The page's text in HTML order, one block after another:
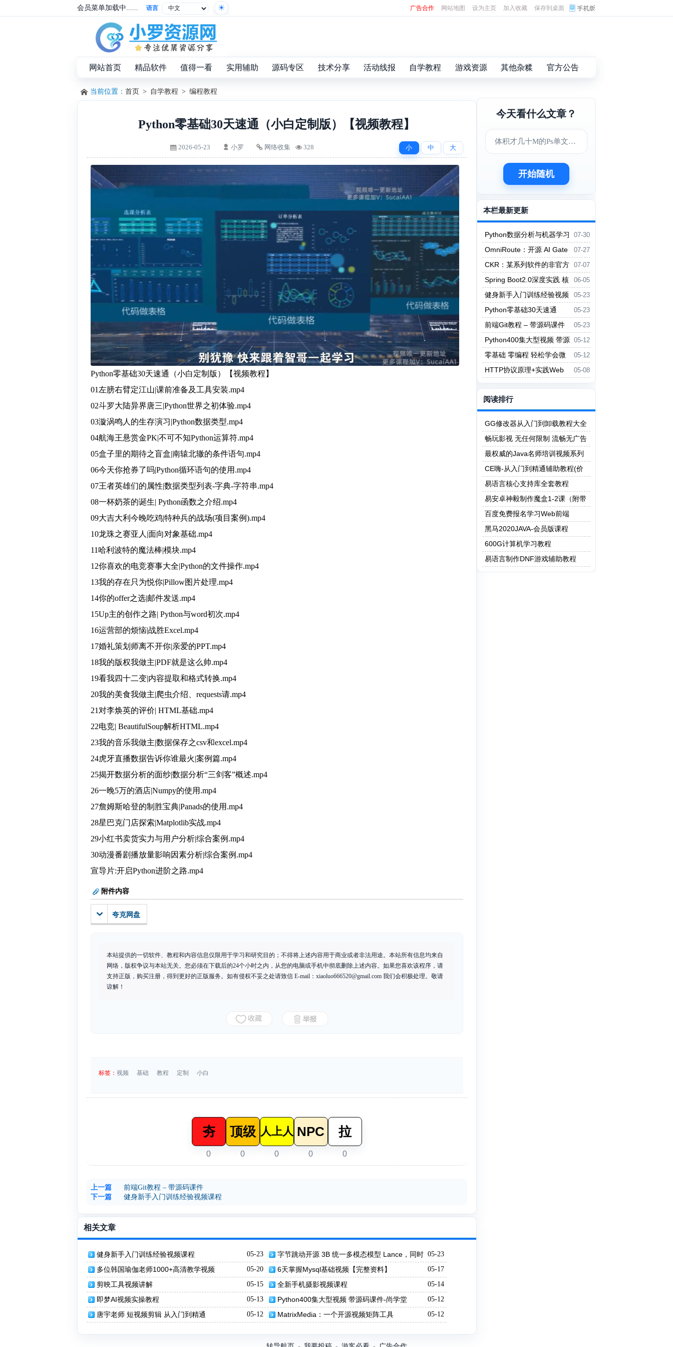
会员菜单加载中...... 语言 广告合作 网站地图 设为主页 加入收藏 保存到桌面
网站首页 精品软件 值得一看 实用辅助 源码专区 技术分享 活动线报 自学教程 游戏资源 其他杂糅 官方公告
当前位置： 首页 > 自学教程 > 编程教程
Python零基础30天速通（小白定制版）【视频教程】
小 中 大
2026-05-23 小罗 网络收集 328
Python零基础30天速通（小白定制版）【视频教程】
01左膀右臂定江山|课前准备及工具安装.mp4
02斗罗大陆异界唐三|Python世界之初体验.mp4
03漩涡鸣人的生存演习|Python数据类型.mp4
04航海王悬赏金PK|不可不知Python运算符.mp4
05盒子里的期待之盲盒|南辕北辙的条件语句.mp4
06今天你抢券了吗|Python循环语句的使用.mp4
07王者英雄们的属性|数据类型列表-字典-字符串.mp4
08一杯奶茶的诞生| Python函数之介绍.mp4
09大吉大利今晚吃鸡|特种兵的战场(项目案例).mp4
10龙珠之赛亚人|面向对象基础.mp4
11哈利波特的魔法棒|模块.mp4
12你喜欢的电竞赛事大全|Python的文件操作.mp4
13我的存在只为悦你|Pillow图片处理.mp4
14你的offer之选|邮件发送.mp4
15Up主的创作之路| Python与word初次.mp4
16运营部的烦恼|战胜Excel.mp4
17婚礼策划师离不开你|亲爱的PPT.mp4
18我的版权我做主|PDF就是这么帅.mp4
19看我四十二变|内容提取和格式转换.mp4
20我的美食我做主|爬虫介绍、requests请.mp4
21对李焕英的评价| HTML基础.mp4
22电竞| BeautifulSoup解析HTML.mp4
23我的音乐我做主|数据保存之csv和excel.mp4
24虎牙直播数据告诉你谁最火|案例篇.mp4
25揭开数据分析的面纱|数据分析“三剑客”概述.mp4
26一晚5万的酒店|Numpy的使用.mp4
27詹姆斯哈登的制胜宝典|Panads的使用.mp4
28星巴克门店探索|Matplotlib实战.mp4
29小红书卖货实力与用户分析|综合案例.mp4
30动漫番剧播放量影响因素分析|综合案例.mp4
宣导片:开启Python进阶之路.mp4
附件内容
夸克网盘
本站提供的一切软件、教程和内容信息仅限用于学习和研究目的；不得将上述内容用于商业或者非法用途。本站所有信息均来自
网络，版权争议与本站无关。您必须在下载后的24个小时之内，从您的电脑或手机中彻底删除上述内容。如果您喜欢该程序，请
支持正版，购买注册，得到更好的正版服务。如有侵权不妥之处请致信 E-mail： xiaoluo666520@gmail.com 我们会积极处理。敬请
谅解！
标签： 视频 基础 教程 定制 小白
夯
0
顶级
0
人上人
0
NPC
0
拉
0
上一篇
前端Git教程 – 带源码课件
下一篇
健身新手入门训练经验视频课程
相关文章
05-23
健身新手入门训练经验视频课程 05-23
字节跳动开源 3B 统一多模态模型 Lance，同时
处理图像视频理解与生成
05-20
多位韩国瑜伽老师1000+高清教学视频 05-17
6天掌握Mysql基础视频【完整资料】
05-15
剪映工具视频讲解 05-14
全新手机摄影视频课程
05-13
即梦AI视频实操教程 05-12
Python400集大型视频 带源码课件-尚学堂
05-12
唐宇老师 短视频剪辑 从入门到精通 05-12
MatrixMedia：一个开源视频矩阵工具
今天看什么文章？
体积才几十M的Ps单文件版
开始随机
本栏最新更新
07-30
Python数据分析与机器学习
实战
07-27
OmniRoute：开源 AI Gate
way，统一接入多模型 API，支持
自动切换
07-07
CKR：某系列软件的非官方
激活工具站
06-05
Spring Boot2.0深度实践 核
心原理拆解+源码分析 – 带源码课
件
05-23
健身新手入门训练经验视频
课程
05-23
Python零基础30天速通
（小白定制版）【视频教程】05-23
前端Git教程 – 带源码课件
05-12
Python400集大型视频 带源
码课件-尚学堂
05-12
零基础 零编程 轻松学会微
信小游戏制作
05-08
HTTP协议原理+实践Web
开发工程师必学
阅读排行
GG修改器从入门到卸载教程大全
畅玩影视 无任何限制 流畅无广告
最权威的Java名师培训视频系列
CE嗨-从入门到精通辅助教程(价
值500元)
易语言核心支持库全套教程
易安卓神毅制作魔盒1-2课（附带
源码）
百度免费报名学习Web前端
黑马2020JAVA-会员版课程
600G计算机学习教程
易语言制作DNF游戏辅助教程